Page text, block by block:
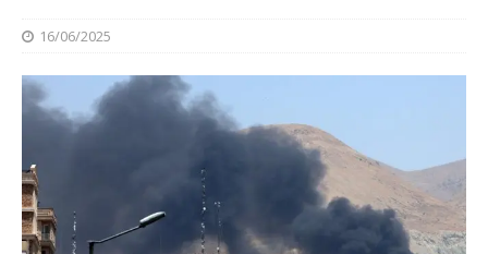
16/06/2025